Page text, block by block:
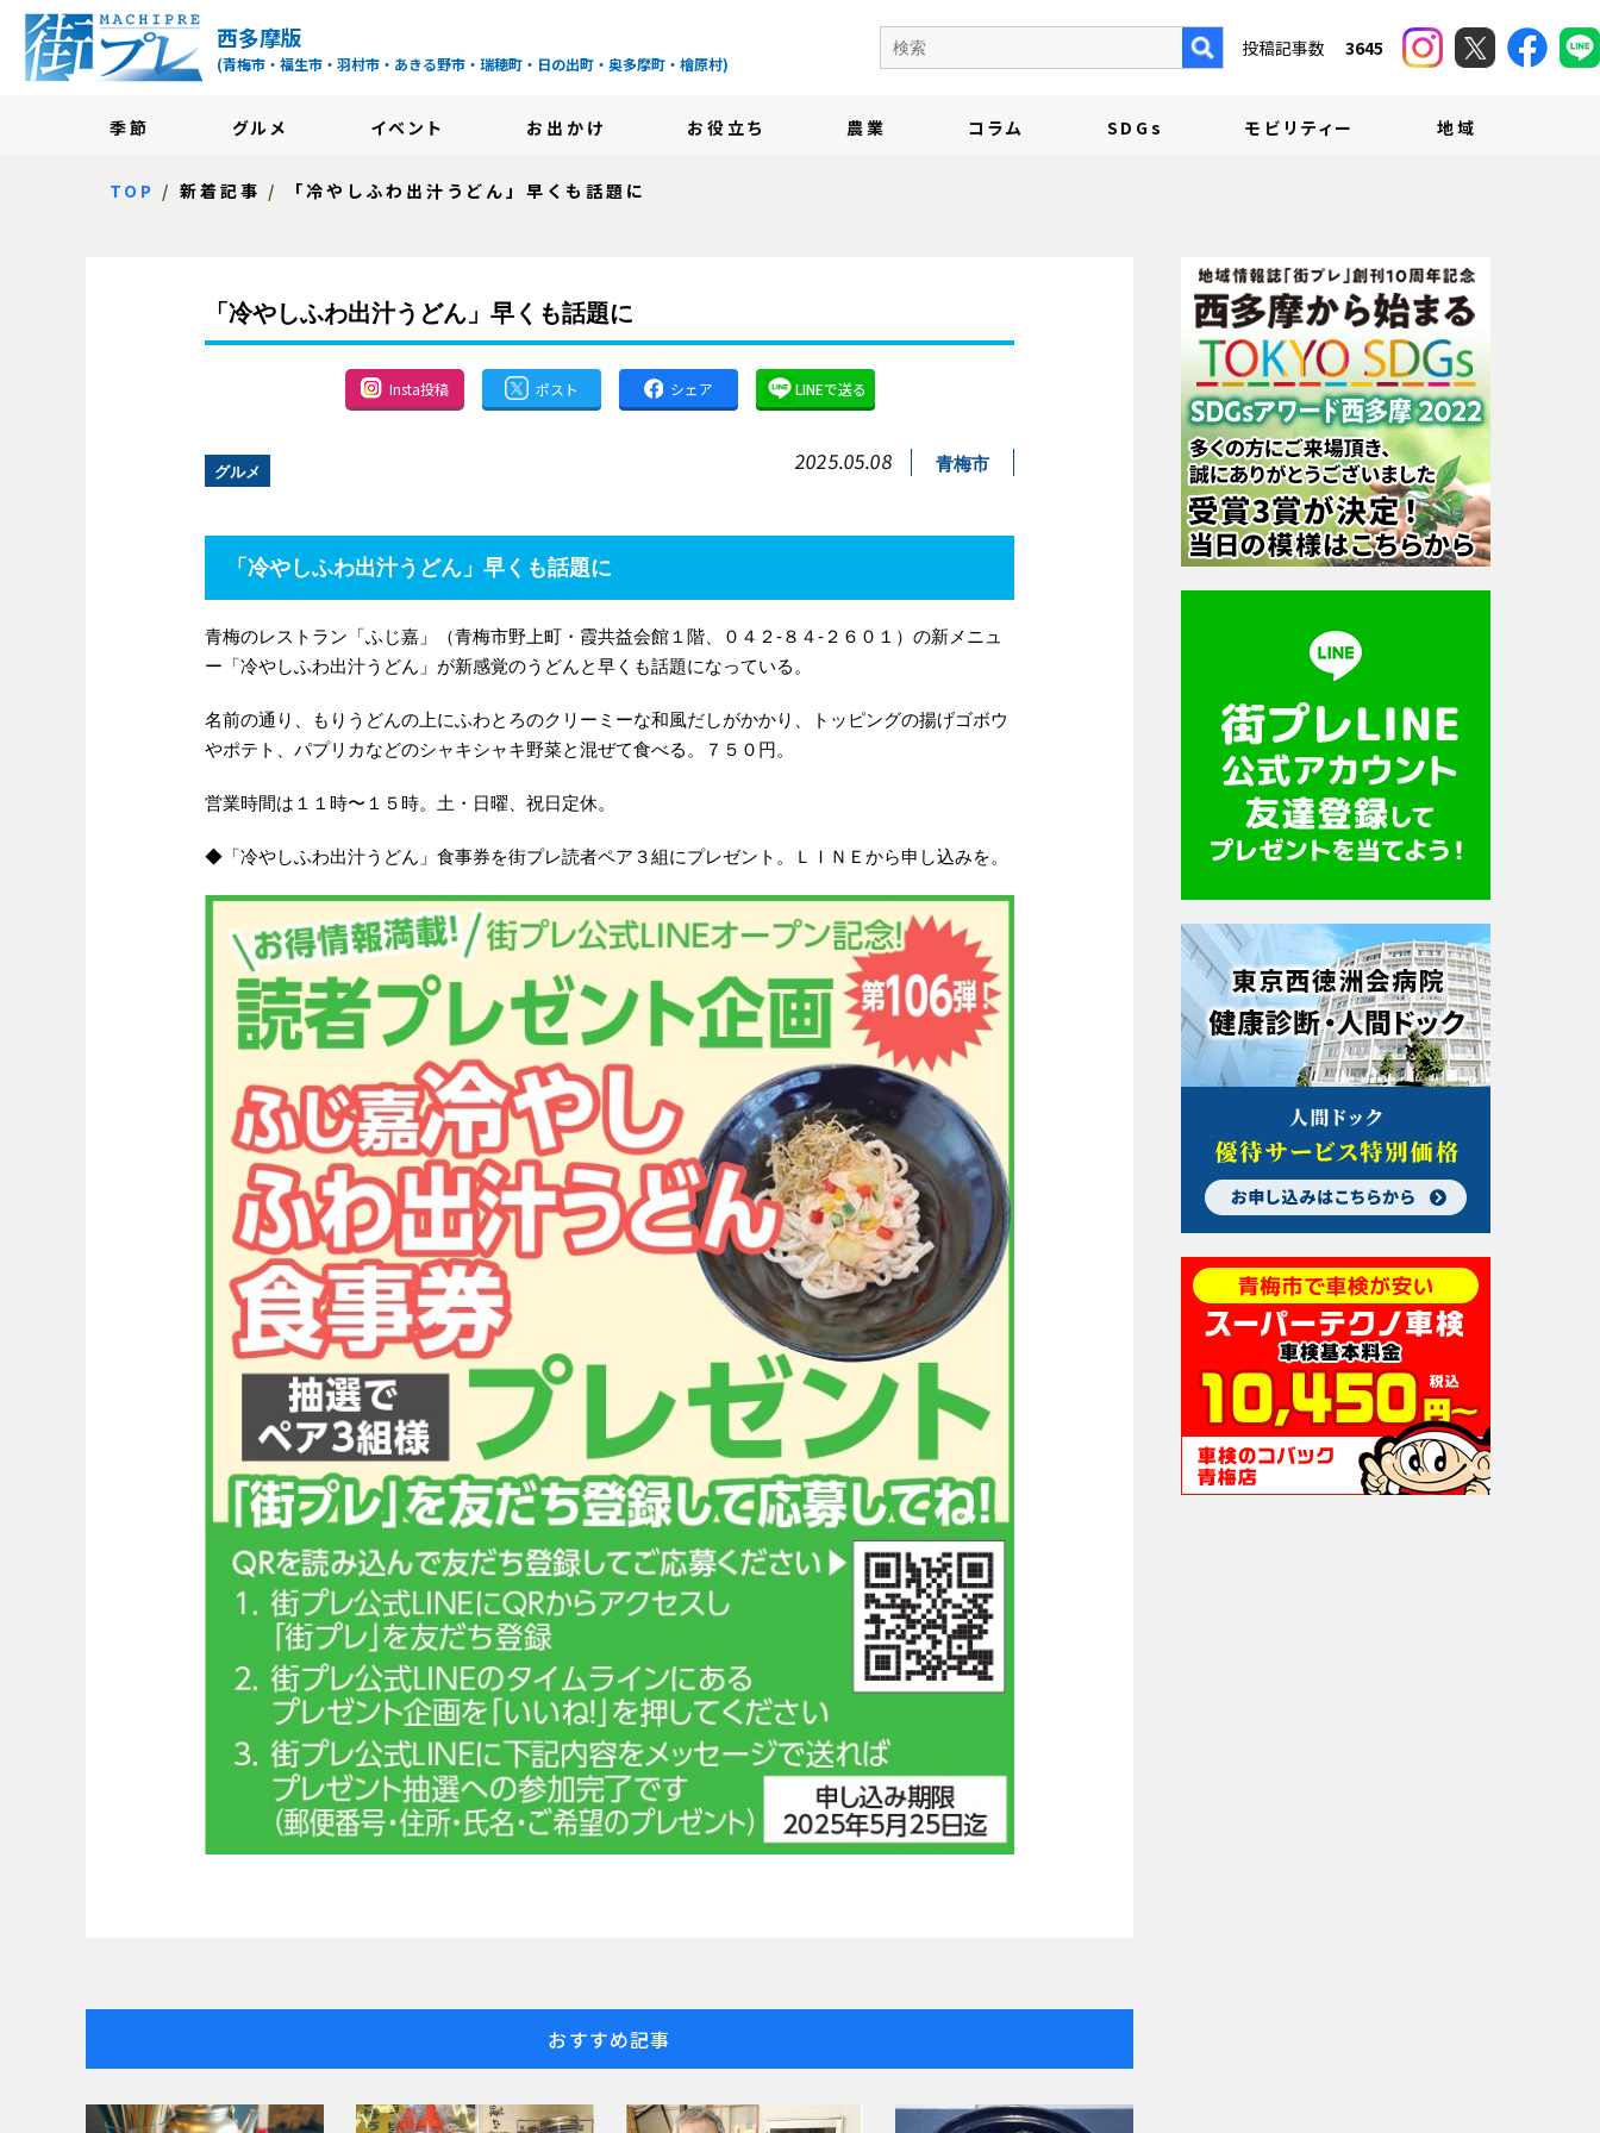
街プレ -東京・西多摩の地域情報サイト-
西多摩版
(青梅市・福生市・羽村市・あきる野市・瑞穂町・日の出町・奥多摩町・檜原村)
季節 グルメ イベント お出かけ お役立ち 農業 コラム SDGs モビリティー 地域
投稿記事数 3645
TOP 新着記事 「冷やしふわ出汁うどん」早くも話題に
「冷やしふわ出汁うどん」早くも話題に
Insta投稿 ポスト シェア LINEで送る
グルメ 2025.05.08 青梅市
「冷やしふわ出汁うどん」早くも話題に
青梅のレストラン「ふじ嘉」（青梅市野上町・霞共益会館１階、０４２-８４-２６０１）の新メニュ
ー「冷やしふわ出汁うどん」が新感覚のうどんと早くも話題になっている。
名前の通り、もりうどんの上にふわとろのクリーミーな和風だしがかかり、トッピングの揚げゴボウ
やポテト、パプリカなどのシャキシャキ野菜と混ぜて食べる。７５０円。
営業時間は１１時〜１５時。土・日曜、祝日定休。
◆「冷やしふわ出汁うどん」食事券を街プレ読者ペア３組にプレゼント。ＬＩＮＥから申し込みを。
おすすめ記事